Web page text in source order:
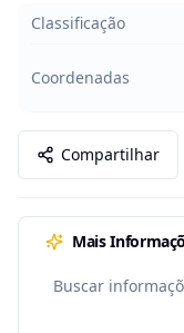
Classificação
Coordenadas
Compartilhar
Mais
Buscar